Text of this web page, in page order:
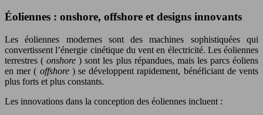
Éoliennes : onshore, offshore et designs innovants
Les éoliennes modernes sont des machines sophistiquées qui
convertissent l’énergie cinétique du vent en électricité. Les éoliennes
terrestres (onshore) sont les plus répandues, mais les parcs éoliens
en mer ( offshore ) se développent rapidement, bénéficiant de vents
plus forts et plus constants.
Les innovations dans la conception des éoliennes incluent :